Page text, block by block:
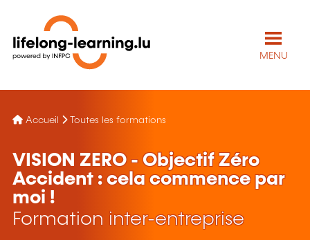
MENU
Accueil Toutes les formations
VISION ZERO - Objectif Zéro
Accident : cela commence par
moi !
Formation inter-entreprise